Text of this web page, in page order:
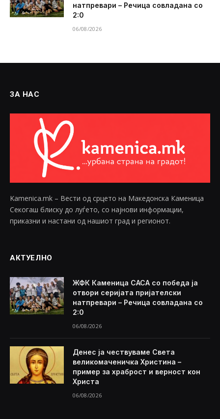
натпревари – Речица совладана со
2:0
06/08/2026
ЗА НАС
Kamenica.mk – Вести од срцето на Македонска Каменица
Секогаш блиску до луѓето, со најнови информации,
приказни и настани од нашиот град и регионот.
АКТУЕЛНО
ЖФК Каменица САСА со победа ја
отвори серијата пријателски
натпревари – Речица совладана со
2:0
06/08/2026
Денес ја чествуваме Света
великомаченичка Христина –
пример за храброст и верност кон
Христа
06/08/2026